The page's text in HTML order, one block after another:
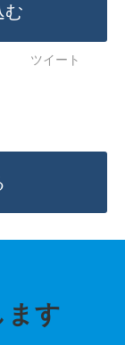
む
ツイート
ます